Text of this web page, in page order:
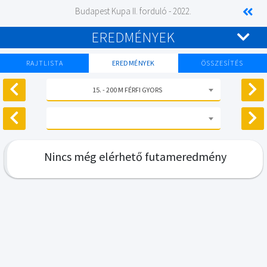
Budapest Kupa II. forduló - 2022.
EREDMÉNYEK
RAJTLISTA EREDMÉNYEK ÖSSZESÍTÉS
15. - 200 M FÉRFI GYORS
Nincs még elérhető futameredmény